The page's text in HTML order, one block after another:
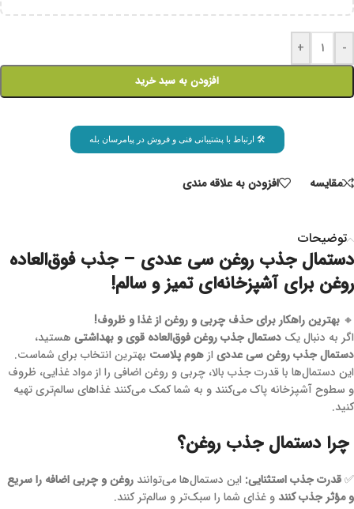
-
+
افزودن به سبد خرید
🛠 ارتباط با پشتیبانی فنی و فروش در پیامرسان بله
مقايسه افزودن به علاقه مندی
توضیحات
دستمال جذب روغن سی عددی – جذب فوق‌العاده
روغن برای آشپزخانه‌ای تمیز و سالم!
🔸 بهترین راهکار برای حذف چربی و روغن از غذا و ظروف!
اگر به دنبال یک دستمال جذب روغن فوق‌العاده قوی و بهداشتی هستید،
دستمال جذب روغن سی عددی از هوم پلاست بهترین انتخاب برای شماست.
این دستمال‌ها با قدرت جذب بالا، چربی و روغن اضافی را از مواد غذایی، ظروف
و سطوح آشپزخانه پاک می‌کنند و به شما کمک می‌کنند غذاهای سالم‌تری تهیه
کنید.
چرا دستمال جذب روغن؟
✅قدرت جذب استثنایی: این دستمال‌ها می‌توانند روغن و چربی اضافه را سریع
و مؤثر جذب کنندو غذای شما را سبک‌تر و سالم‌تر کنند.